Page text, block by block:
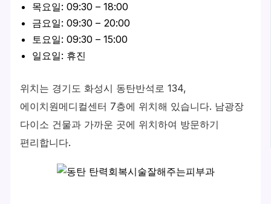
목요일: 09:30 – 18:00
금요일: 09:30 – 20:00
토요일: 09:30 – 15:00
일요일: 휴진
위치는 경기도 화성시 동탄반석로 134,
에이치원메디컬센터 7층에 위치해 있습니다. 남광장
다이소 건물과 가까운 곳에 위치하여 방문하기
편리합니다.